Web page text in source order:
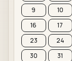
9
10
16
17
23
24
30
31